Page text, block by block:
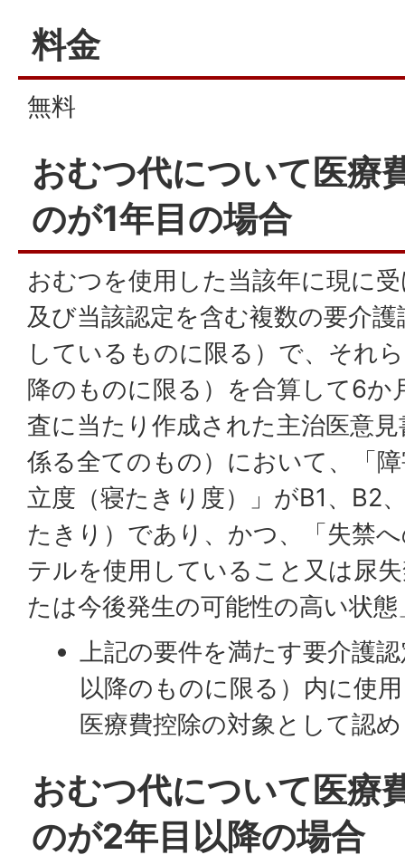
料金
無料
おむつ代について医療
のが1年目の場合
おむつを使用した当該年に現に
及び当該認定を含む複数の要介
しているものに限る）で、それ
降のものに限る）を合算して6か
査に当たり作成された主治医意
係る全てのもの）において、「
立度（寝たきり度）」がB1、B2
たきり）であり、かつ、「失禁
テルを使用していること又は尿
たは今後発生の可能性の高い状
上記の要件を満たす要介護
以降のものに限る）内に使
医療費控除の対象として認
おむつ代について医療
のが2年目以降の場合